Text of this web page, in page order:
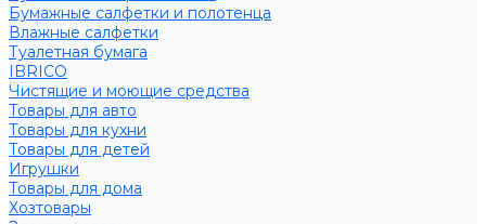
Бумажные салфетки и полотенца
Влажные салфетки
Туалетная бумага
IBRICO
Чистящие и моющие средства
Товары для авто
Товары для кухни
Товары для детей
Игрушки
Товары для дома
Хозтовары